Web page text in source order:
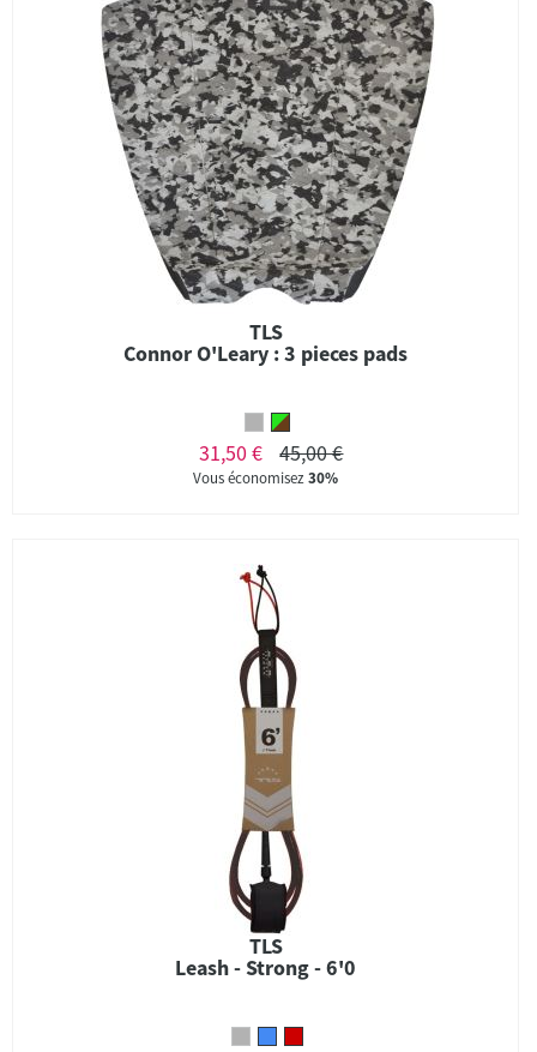
TLS
Connor O'Leary : 3 pieces pads
31,50 € 45,00 €
Vous économisez30%
TLS
Leash - Strong - 6'0